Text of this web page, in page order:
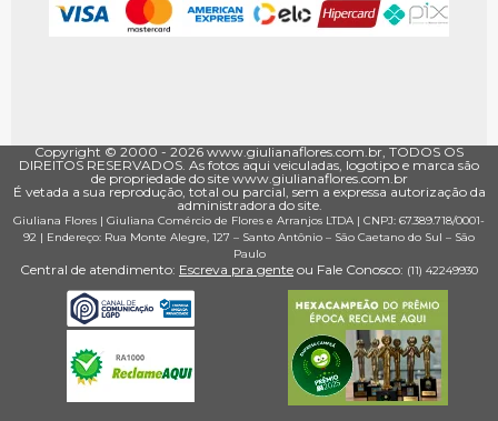
Copyright © 2000 - ­2026 www.giulianaflores.com.br, TODOS OS
DIREITOS RESERVADOS. As fotos aqui veiculadas, logotipo e marca são
de propriedade do site www.giulianaflores.com.br
É vetada a sua reprodução, total ou parcial, sem a expressa autorização da
administradora do site.
Giuliana Flores | Giuliana Comércio de Flores e Arranjos LTDA | CNPJ: 67.389.718/0001­
92 | Endereço: Rua Monte Alegre, 127 – Santo Antônio – São Caetano do Sul – São
Paulo
Central de atendimento: Escreva pra gente ou Fale Conosco: (11) 4224­9930